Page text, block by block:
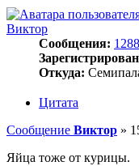
Виктор
Сообщения:
Откуда:
Цитата
Сообщение Виктор »
Яйца тоже от курицы.